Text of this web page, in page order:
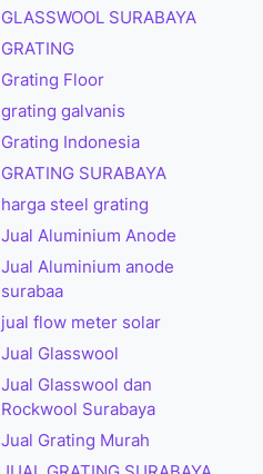
GLASSWOOL SURABAYA
GRATING
Grating Floor
grating galvanis
Grating Indonesia
GRATING SURABAYA
harga steel grating
Jual Aluminium Anode
Jual Aluminium anode
surabaa
jual flow meter solar
Jual Glasswool
Jual Glasswool dan
Rockwool Surabaya
Jual Grating Murah